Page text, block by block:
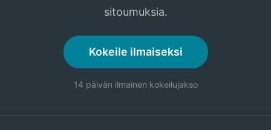
sitoumuksia.
Kokeile ilmaiseksi
14 päivän ilmainen kokeilujakso